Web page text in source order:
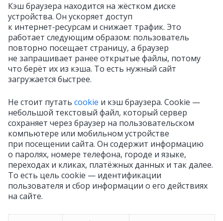
Кэш браузера находится на жёстком диске
устройства. Он ускоряет доступ
к интернет‑ресурсам и снижает трафик. Это
работает следующим образом: пользователь
повторно посещает страницу, а браузер
не запрашивает ранее открытые файлы, потому
что берёт их из кэша. То есть нужный сайт
загружается быстрее.
Не стоит путать cookie и кэш браузера. Cookie —
небольшой текстовый файл, который сервер
сохраняет через браузер на пользовательском
компьютере или мобильном устройстве
при посещении сайта. Он содержит информацию
о паролях, номере телефона, городе и языке,
переходах и кликах, платёжных данных и так далее.
То есть цель cookie — идентификации
пользователя и сбор информации о его действиях
на сайте.